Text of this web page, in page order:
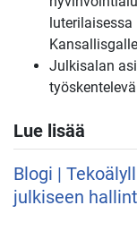
Julkisalan
Lue lisää
Blogi |
julkiseen